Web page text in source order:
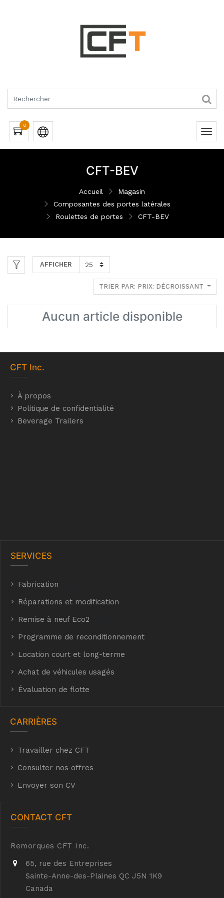
0
CFT-BEV
Accueil
Magasin
Composantes des portes latérales
Roulettes de portes
CFT-BEV
AFFICHER
TRIER PAR: PRIX: DÉCROISSANT
Aucun article disponible
CFT Inc.
À propos
Politique de confidentialité
Beverage Trailers
SERVICES
Fabrication
Réparations et modification
Remise à neuf Eco2
Programme de reconditionnement
Location court et long-terme
Achat de véhicules usagés
Évaluation de flotte
CARRIÈRES
Travailler chez CFT
Consulter nos offres
Envoyer son CV
CONTACT CFT
Remorques CFT Inc.
65, rue des Entreprises
Sainte-Anne-des-Plaines QC J5N 1K9
Canada